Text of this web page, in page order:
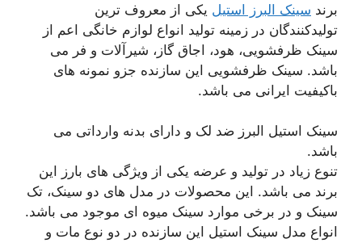
برند سینک البرز استیل یکی از معروف ترین
تولیدکنندگان در زمینه تولید انواع لوازم خانگی اعم از
سینک ظرفشویی، هود، اجاق گاز، شیرآلات و فر می
باشد. سینک ظرفشویی این سازنده جزو نمونه های
باکیفیت ایرانی می باشد.
سینک استیل البرز ضد لک و دارای بدنه وارداتی می
باشد.
تنوع زیاد در تولید و عرضه یکی از ویژگی های بارز این
برند می باشد. این محصولات در مدل های دو سینک، تک
سینک و در برخی موارد سینک میوه ای موجود می باشد.
انواع مدل سینک استیل این سازنده در دو نوع مات و